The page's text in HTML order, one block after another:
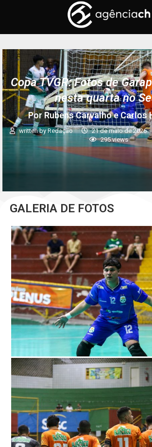
Copa TVGR: Fotos de
nesta quarta no
Por Rubens Carvalho e Carlos
written byRedação 21 de maio de 2026
295views
GALERIA DE FOTOS